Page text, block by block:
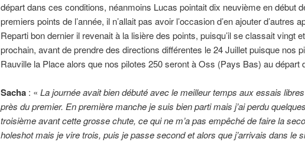
départ dans ces conditions, néanmoins Lucas pointait dix neuvième en début
premiers points de l’année, il n’allait pas avoir l’occasion d’en ajouter d’autres
Reparti bon dernier il revenait à la lisière des points, puisqu’il se classait vingt
prochain, avant de prendre des directions différentes le 24 Juillet puisque nos
Rauville la Place alors que nos pilotes 250 seront à Oss (Pays Bas) au départ
Sacha : « La journée avait bien débuté avec le meilleur temps aux essais
près du premier. En première manche je suis bien parti mais j’ai perdu
troisième avant cette grosse chute, ce qui ne m’a pas empêché de faire la
holeshot mais je vire trois, puis je passe second et alors que j’arrivais dans le